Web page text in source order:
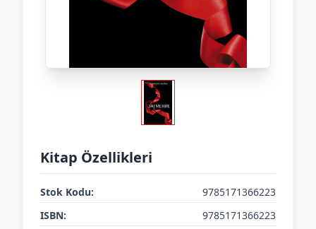
Kitap Özellikleri
Stok Kodu:
9785171366223
ISBN:
9785171366223